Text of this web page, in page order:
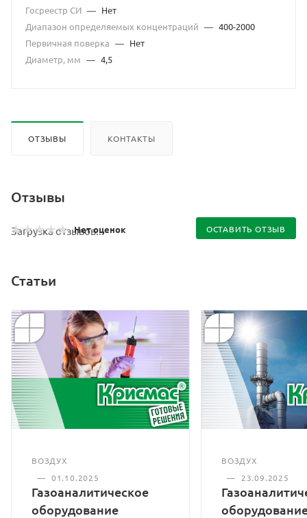
Госреестр СИ — Нет
Диапазон определяемых концентраций — 400-2000
Первичная поверка — Нет
Диаметр, мм — 4,5
ОТЗЫВЫ КОНТАКТЫ
Отзывы
Нет оценок ОСТАВИТЬ ОТЗЫВ
Загрузка отзывов...
Статьи
ВОЗДУХ
— 01.10.2025
Газоаналитическое
оборудование
ВОЗДУХ
—
23.09.2025